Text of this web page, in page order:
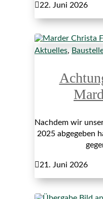
22. Juni 2026
Aktuelles,
Nachdem wir
2025 abgegeben
21. Juni 2026